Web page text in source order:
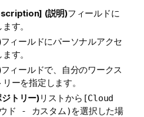
(説明)フィールドに
す。
フィールドにパーソナルアクセ
す。
フィールドで、自分のワークス
ーを指定します。
トリー)リストから [Cloud
ド - カスタム) を選択した場